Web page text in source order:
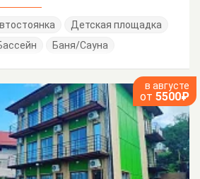
Детская площадка
Баня/Сауна
в августе
от 5500₽